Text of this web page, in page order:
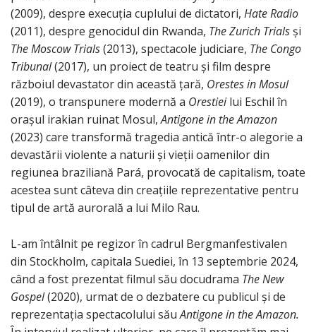
(2009), despre execuția cuplului de dictatori, Hate Radio
(2011), despre genocidul din Rwanda, The Zurich Trialsși
The Moscow Trials(2013), spectacole judiciare, The Congo
Tribunal(2017), un proiect de teatru și film despre
războiul devastator din această țară, Orestes in Mosul
(2019), o transpunere modernă a Orestieilui Eschil în
orașul irakian ruinat Mosul,Antigone in the Amazon
(2023) care transformă tragedia antică într-o alegorie a
devastării violente a naturii și vieții oamenilor din
regiunea braziliană Pará, provocată de capitalism, toate
acestea sunt câteva din creațiile reprezentative pentru
tipul de artă aurorală a lui Milo Rau.
L-am întâlnit pe regizor în cadrul Bergmanfestivalen
din Stockholm, capitala Suediei, în 13 septembrie 2024,
când a fost prezentat filmul său docudrama The New
Gospel(2020), urmat de o dezbatere cu publicul și de
reprezentația spectacolului săuAntigone in the Amazon.